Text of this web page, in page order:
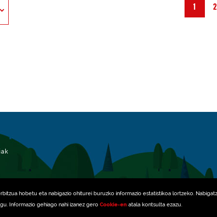
hobetu eta nabigazio ohiturei buruzko informazio estatistikoa lortzeko.
Informazio gehiago nahi izanez gero Cookie-en atala kontsulta ezazu.
1 2